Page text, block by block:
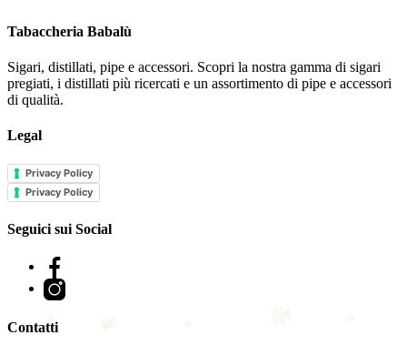
Tabaccheria Babalù
Sigari, distillati, pipe e accessori. Scopri la nostra gamma di sigari
pregiati, i distillati più ricercati e un assortimento di pipe e accessori
di qualità.
Legal
Privacy Policy
Privacy Policy
Seguici sui Social
Facebook
Instagram
Contatti